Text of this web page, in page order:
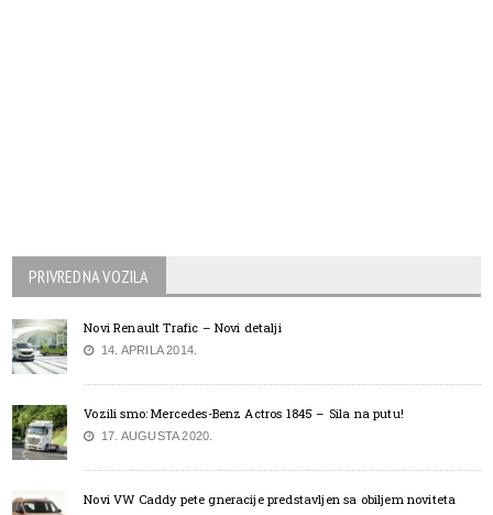
PRIVREDNA VOZILA
Novi Renault Trafic – Novi detalji
14. APRILA 2014.
Vozili smo: Mercedes-Benz Actros 1845 – Sila na putu!
17. AUGUSTA 2020.
Novi VW Caddy pete gneracije predstavljen sa obiljem noviteta